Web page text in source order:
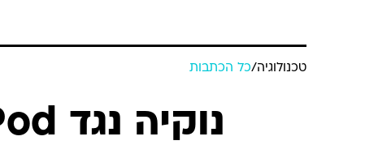
טכנולוגיה/כל הכתבות
נוקיה נגד iPod  סיבוב ראשון